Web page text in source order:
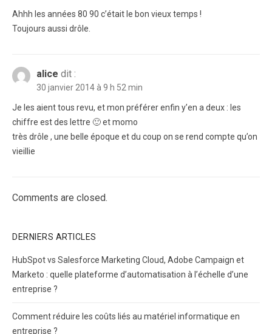
Ahhh les années 80 90 c’était le bon vieux temps !
Toujours aussi drôle.
alice dit :
30 janvier 2014 à 9 h 52 min
Je les aient tous revu, et mon préférer enfin y’en a deux : les
chiffre est des lettre 🙂 et momo
très drôle , une belle époque et du coup on se rend compte qu’on
vieillie
Comments are closed.
DERNIERS ARTICLES
HubSpot vs Salesforce Marketing Cloud, Adobe Campaign et
Marketo : quelle plateforme d’automatisation à l’échelle d’une
entreprise ?
Comment réduire les coûts liés au matériel informatique en
entreprise ?